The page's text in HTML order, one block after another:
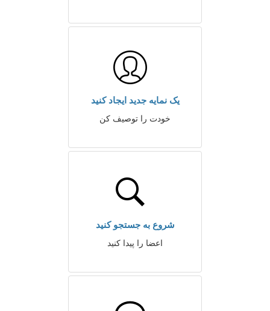
یک نمایه جدید ایجاد کنید
خودت را توصیف کن
شروع به جستجو کنید
اعضا را پیدا کنید